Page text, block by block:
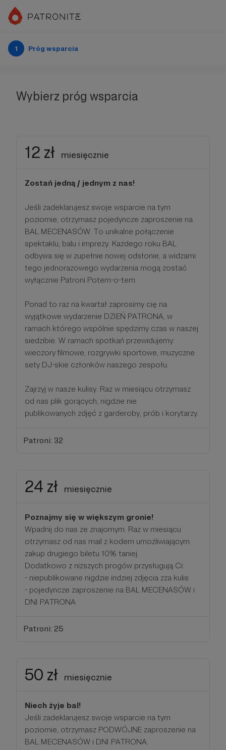
1 Próg wsparcia
Wybierz próg wsparcia
12 zł miesięcznie
Zostań jedną / jednym z nas!
Jeśli zadeklarujesz swoje wsparcie na tym
poziomie, otrzymasz pojedyncze zaproszenie na
BAL MECENASÓW. To unikalne połączenie
spektaklu, balu i imprezy. Każdego roku BAL
odbywa się w zupełnie nowej odsłonie, a widzami
tego jednorazowego wydarzenia mogą zostać
wyłącznie Patroni Potem-o-tem.
Ponad to raz na kwartał zaprosimy cię na
wyjątkowe wydarzenie DZIEŃ PATRONA, w
ramach którego wspólnie spędzimy czas w naszej
siedzibie. W ramach spotkań przewidujemy:
wieczory filmowe, rozgrywki sportowe, muzyczne
sety DJ-skie członków naszego zespołu.
Zajrzyj w nasze kulisy. Raz w miesiącu otrzymasz
od nas plik gorących, nigdzie nie
publikowanych zdjęć z garderoby, prób i korytarzy.
Patroni: 32
24 zł miesięcznie
Poznajmy się w większym gronie!
Wpadnij do nas ze znajomym. Raz w miesiącu
otrzymasz od nas mail z kodem umożliwiającym
zakup drugiego biletu 10% taniej.
Dodatkowo z niższych progów przysługują Ci:
- niepublikowane nigdzie indziej zdjęcia zza kulis
- pojedyncze zaproszenie na BAL MECENASÓW i
DNI PATRONA
Patroni: 25
50 zł miesięcznie
Niech żyje bal!
Jeśli zadeklarujesz swoje wsparcie na tym
poziomie, otrzymasz PODWÓJNE zaproszenie na
BAL MECENASÓW i DNI PATRONA.